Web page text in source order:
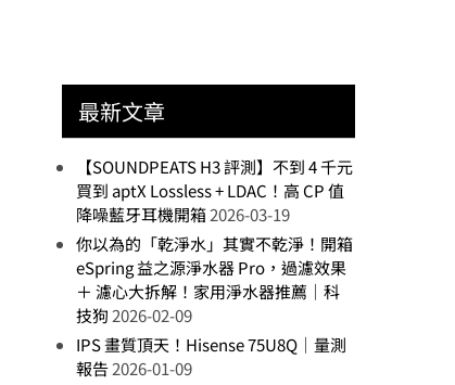
最新文章
【SOUNDPEATS H3 評測】不到 4 千元
買到 aptX Lossless + LDAC！高 CP 值
降噪藍牙耳機開箱2026-03-19
你以為的「乾淨水」其實不乾淨！開箱
eSpring 益之源淨水器 Pro，過濾效果
＋ 濾心大拆解！家用淨水器推薦｜科
技狗2026-02-09
IPS 畫質頂天！Hisense 75U8Q｜量測
報告2026-01-09